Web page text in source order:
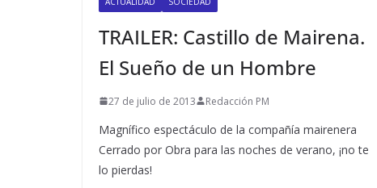
TRAILER: Castillo de Mairena.
El Sueño de un Hombre
27 de julio de 2013 Redacción PM
Magnífico espectáculo de la compañía mairenera
Cerrado por Obra para las noches de verano, ¡no te
lo pierdas!